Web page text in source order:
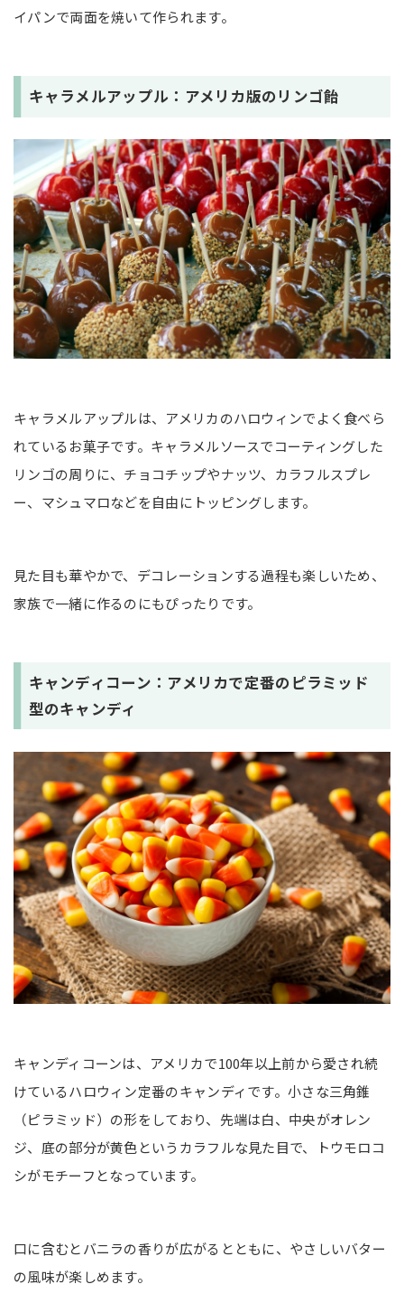
イパンで両面を焼いて作られます。
キャラメルアップル：アメリカ版のリンゴ飴
キャラメルアップルは、アメリカのハロウィンでよく食べら
れているお菓子です。キャラメルソースでコーティングした
リンゴの周りに、チョコチップやナッツ、カラフルスプレ
ー、マシュマロなどを自由にトッピングします。
見た目も華やかで、デコレーションする過程も楽しいため、
家族で一緒に作るのにもぴったりです。
キャンディコーン：アメリカで定番のピラミッド
型のキャンディ
キャンディコーンは、アメリカで100年以上前から愛され続
けているハロウィン定番のキャンディです。小さな三角錐
（ピラミッド）の形をしており、先端は白、中央がオレン
ジ、底の部分が黄色というカラフルな見た目で、トウモロコ
シがモチーフとなっています。
口に含むとバニラの香りが広がるとともに、やさしいバター
の風味が楽しめます。